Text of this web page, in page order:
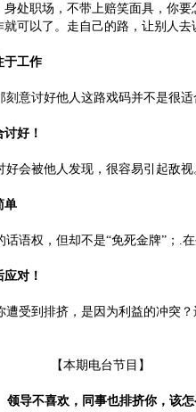
处职场，不带上赔笑面具，你
可以了。走自己的路，让别人去
于工作
意讨好他人这路戏码并不是很
好！
会被他人发现，很容易引起敌视
单
语权，但却不是“免死金牌”；.
对！
受到排挤，是因为利益的冲突
【本期电台节目】
领导不喜欢，同事也排挤你，该